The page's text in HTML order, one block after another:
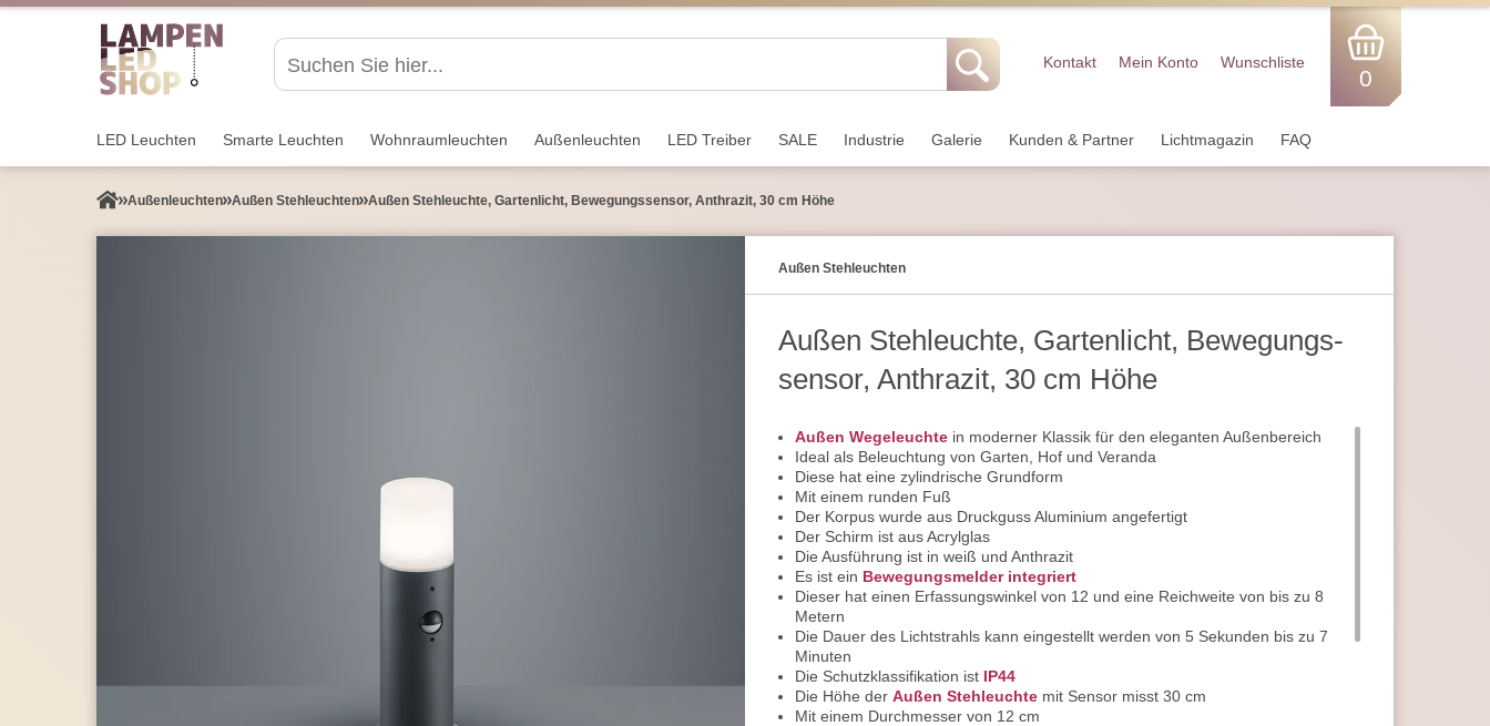
Kontakt Mein Konto Wunschliste
0
LED Leuchten Smarte Leuchten Wohnraum­leuchten Außen­leuchten LED Treiber SALE Industrie Galerie Kunden & Partner Lichtmagazin FAQ
Außen­leuchten Außen Stehleuchten Außen Stehleuchte, Gartenlicht, Bewegungs­sensor, Anthrazit, 30 cm Höhe
Außen Stehleuchten
Außen Stehleuchte, Gartenlicht, Bewegungs­
sensor, Anthrazit, 30 cm Höhe
Außen Wegeleuchte in moderner Klassik für den eleganten Außenbereich
Ideal als Beleuchtung von Garten, Hof und Veranda
Diese hat eine zylindrische Grundform
Mit einem runden Fuß
Der Korpus wurde aus Druckguss Aluminium angefertigt
Der Schirm ist aus Acrylglas
Die Ausführung ist in weiß und Anthrazit
Es ist ein Bewegungsmelder integriert
Dieser hat einen Erfassungswinkel von 12 und eine Reichweite von bis zu 8
Metern
Die Dauer des Lichtstrahls kann eingestellt werden von 5 Sekunden bis zu 7
Minuten
Die Schutzklassifikation ist IP44
Die Höhe der Außen Stehleuchte mit Sensor misst 30 cm
Mit einem Durchmesser von 12 cm